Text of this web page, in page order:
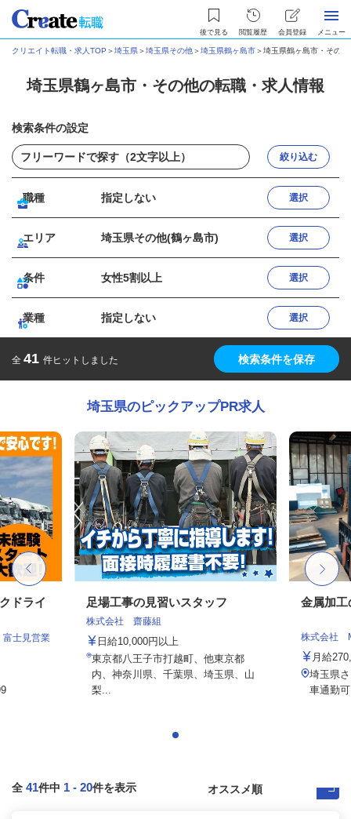
後で見る 閲覧履歴 会員登録 メニュー
クリエイト転職・求人TOP ＞埼玉県＞埼玉県その他＞埼玉県鶴ヶ島市＞埼玉県鶴ヶ島市・その
埼玉県鶴ヶ島市・その他の転職・求人情報
検索条件の設定
絞り込む
職種 指定しない 選択
エリア 埼玉県その他(鶴ヶ島市) 選択
条件 女性5割以上 選択
業種 指定しない 選択
全 41 件ヒットしました 検索条件を保存
埼玉県のピックアップPR求人
ドライ
士見営業
足場工事の見習いスタッフ
株式会社 齋藤組
日給10,000円以上
東京都八王子市打越町、他東京都
内、神奈川県、千葉県、埼玉県、山
梨...
金属加工
株式会社
月給
埼玉県
車通勤
全 41件中 1 - 20件を表示